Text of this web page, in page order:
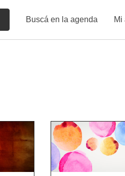
Buscá en la agenda Mi